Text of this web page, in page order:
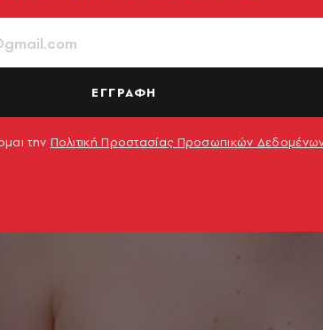
ΕΓΓΡΑΦΗ
την Πολιτική Προστασίας Προσωπικών